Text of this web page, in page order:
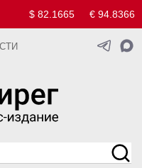
$ 82.1665 € 94.8366